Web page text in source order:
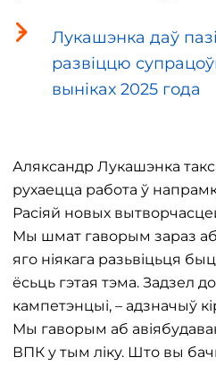
Лукашэнка даў
развіццю
выніках 2025 года
Аляксандр Лукашэнка
рухаецца работа ў
Расіяй новых
Мы шмат гаворым зараз аб
яго ніякага разьвіцьця
ёсьць гэтая тэма. Задзел
кампетэнцыі, – адзначыў
Мы гаворым аб
ВПК у тым ліку. Што вы